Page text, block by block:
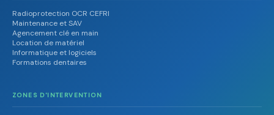
Radioprotection OCR CEFRI
Maintenance et SAV
Agencement clé en main
Location de matériel
Informatique et logiciels
Formations dentaires
ZONES D'INTERVENTION